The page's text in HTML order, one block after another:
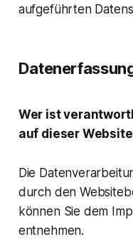
aufgeführten
Wer ist
auf dieser
Die
durch den
können Sie dem
entnehmen.